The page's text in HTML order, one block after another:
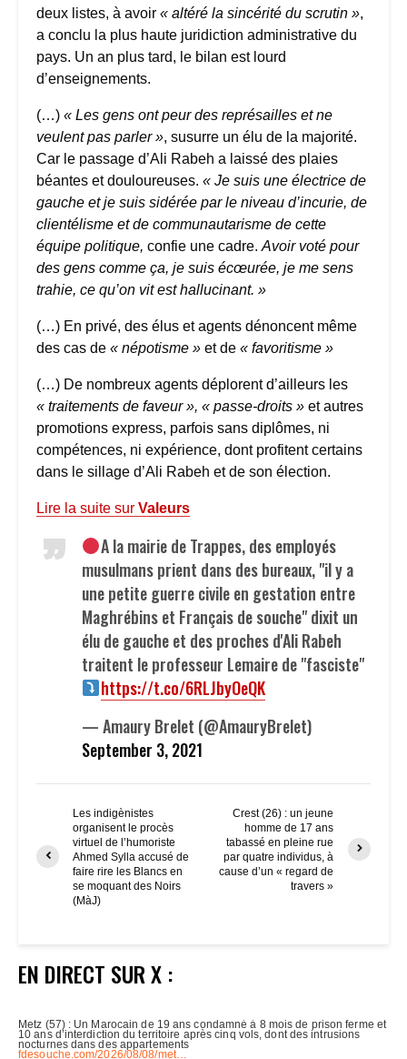
deux listes, à avoir « altéré la sincérité du scrutin »,
a conclu la plus haute juridiction administrative du
pays. Un an plus tard, le bilan est lourd
d’enseignements.
(…) « Les gens ont peur des représailles et ne
veulent pas parler », susurre un élu de la majorité.
Car le passage d’Ali Rabeh a laissé des plaies
béantes et douloureuses. « Je suis une électrice de
gauche et je suis sidérée par le niveau d’incurie, de
clientélisme et de communautarisme de cette
équipe politique, confie une cadre. Avoir voté pour
des gens comme ça, je suis écœurée, je me sens
trahie, ce qu’on vit est hallucinant. »
(…) En privé, des élus et agents dénoncent même
des cas de « népotisme » et de « favoritisme »
(…) De nombreux agents déplorent d’ailleurs les
« traitements de faveur », « passe-droits » et autres
promotions express, parfois sans diplômes, ni
compétences, ni expérience, dont profitent certains
dans le sillage d’Ali Rabeh et de son élection.
Lire la suite sur Valeurs
A la mairie de Trappes, des employés
musulmans prient dans des bureaux, "il y a
une petite guerre civile en gestation entre
Maghrébins et Français de souche" dixit un
élu de gauche et des proches d'Ali Rabeh
traitent le professeur Lemaire de "fasciste"
https://t.co/6RLJbyOeQK
— Amaury Brelet (@AmauryBrelet)
September 3, 2021
Les indigènistes
organisent le procès
virtuel de l’humoriste
Ahmed Sylla accusé de
faire rire les Blancs en
se moquant des Noirs
(MàJ)
Crest (26) : un jeune
homme de 17 ans
tabassé en pleine rue
par quatre individus, à
cause d’un « regard de
travers »
EN DIRECT SUR X :